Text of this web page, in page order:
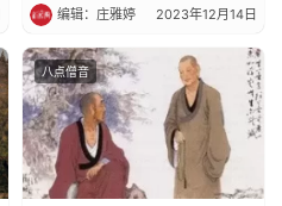
编辑：庄雅婷 2023年12月14日
八点僧音